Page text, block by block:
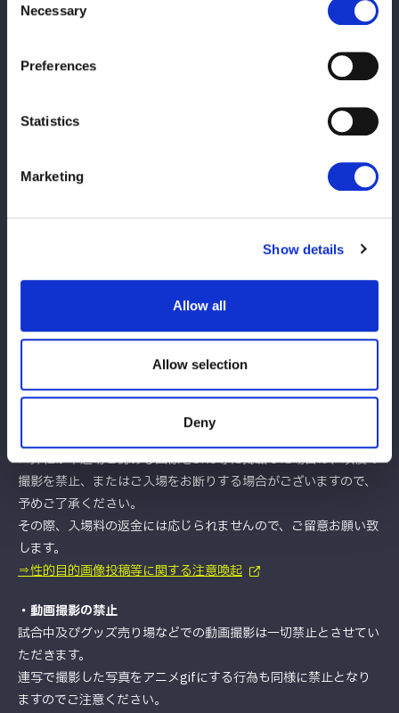
Selection
Necessary
Preferences
Statistics
Marketing
Show details
Allow all
Allow selection
Deny
◆協 力 株式会社エフエムラジオ新潟／柏崎ファンクラブ/株式会
社柏崎日報社／有限会社京美容室／株式会社スイートプロジェク
◆提 供 株式会社スターダム
TEL.0120-26-4000
⇒重要【観戦規約】
その他【ご観戦に当たっての禁止事項およびお願い】
・写真（静止画）撮影について
写真（静止画）の撮影にあたっては、前後左右のお客様の観戦の
妨げにならないよう充分なご配慮をお願い致します。
なお、ご自分の席から離れる、立ちあがる、カメラをご自分の頭
※弊社が不適切と認める画像をSNS等に掲載した場合は、以後の
撮影を禁止、またはご入場をお断りする場合がございますので、
予めご了承ください。
その際、入場料の返金には応じられませんので、ご留意お願い致
します。
⇒性的目的画像投稿等に関する注意喚起
・動画撮影の禁止
試合中及びグッズ売り場などでの動画撮影は一切禁止とさせてい
ただきます。
連写で撮影した写真をアニメgifにする行為も同様に禁止となり
ますのでご注意ください。